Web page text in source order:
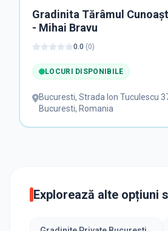
Gradinita Tărâmul
- Mihai Bravu
0.0 (0)
LOCURI DISPONIBILE
Bucuresti, Strada Ion Tuculescu
Bucuresti, Romania
Explorează alte opțiuni